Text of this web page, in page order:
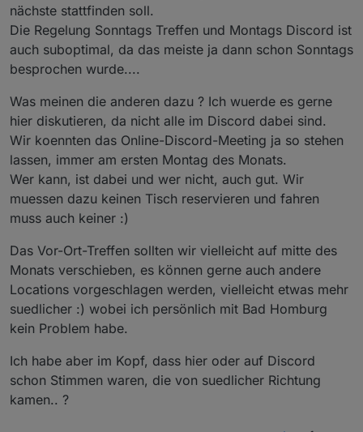
nächste stattfinden soll.
Die Regelung Sonntags Treffen und Montags Discord ist
auch suboptimal, da das meiste ja dann schon Sonntags
besprochen wurde....
Was meinen die anderen dazu ? Ich wuerde es gerne
hier diskutieren, da nicht alle im Discord dabei sind.
Wir koennten das Online-Discord-Meeting ja so stehen
lassen, immer am ersten Montag des Monats.
Wer kann, ist dabei und wer nicht, auch gut. Wir
muessen dazu keinen Tisch reservieren und fahren
muss auch keiner :)
Das Vor-Ort-Treffen sollten wir vielleicht auf mitte des
Monats verschieben, es können gerne auch andere
Locations vorgeschlagen werden, vielleicht etwas mehr
suedlicher :) wobei ich persönlich mit Bad Homburg
kein Problem habe.
Ich habe aber im Kopf, dass hier oder auf Discord
schon Stimmen waren, die von suedlicher Richtung
kamen.. ?